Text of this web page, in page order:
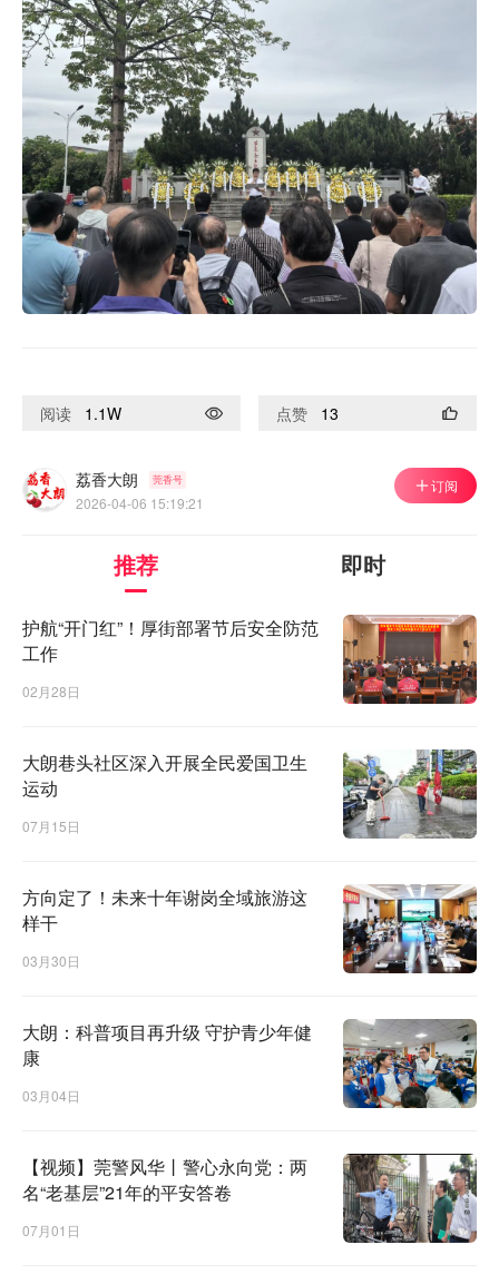
阅读 1.1W 点赞 13
荔香大朗 莞香号
2026-04-06 15:19:21
订阅
推荐 即时
护航“开门红”！厚街部署节后安全防范
工作
02月28日
大朗巷头社区深入开展全民爱国卫生
运动
07月15日
方向定了！未来十年谢岗全域旅游这
样干
03月30日
大朗：科普项目再升级 守护青少年健
康
03月04日
【视频】莞警风华丨警心永向党：两
名“老基层”21年的平安答卷
07月01日